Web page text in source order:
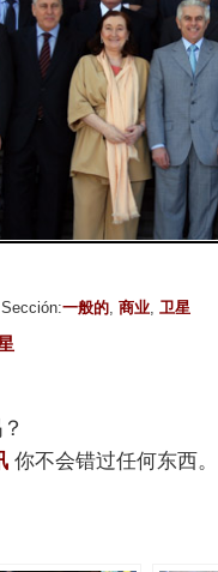
Sección:一般的 商业 卫星
你不会错过任何东西。